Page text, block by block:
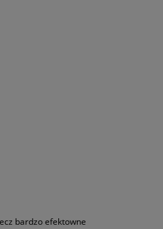
bardzo efektowne